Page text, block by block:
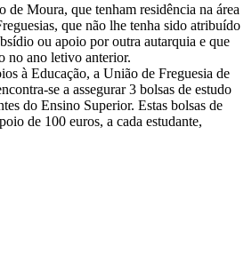
de Moura, que tenham residência na área
que não lhe tenha sido atribuído
ou apoio por outra autarquia e que
no ano letivo anterior.
à Educação, a União de Freguesia de
se a assegurar 3 bolsas de estudo
do Ensino Superior. Estas bolsas de
de 100 euros, a cada estudante,